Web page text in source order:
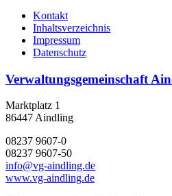
Kontakt
Inhaltsverzeichnis
Impressum
Datenschutz
Verwaltungsgemeinschaft
Marktplatz 1
86447 Aindling
08237 9607-0
08237 9607-50
info@vg-aindling.de
www.vg-aindling.de